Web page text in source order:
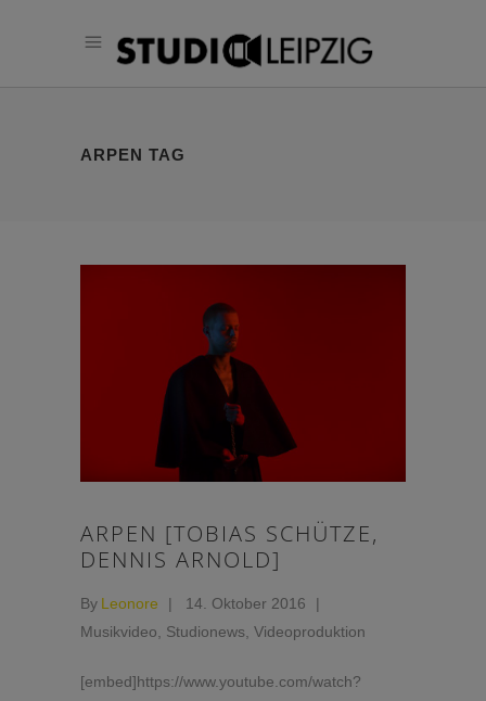
ARPEN TAG
ARPEN [TOBIAS SCHÜTZE,
DENNIS ARNOLD]
By Leonore
14. Oktober 2016
Musikvideo
Studionews Videoproduktion
[embed]https://www.youtube.com/watch?